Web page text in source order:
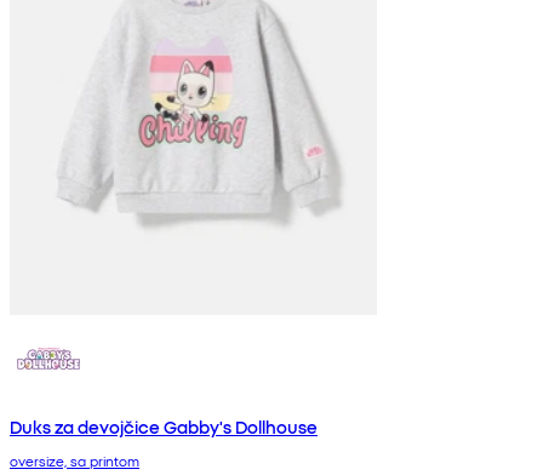
Duks za devojčice Gabby's Dollhouse
oversize, sa printom